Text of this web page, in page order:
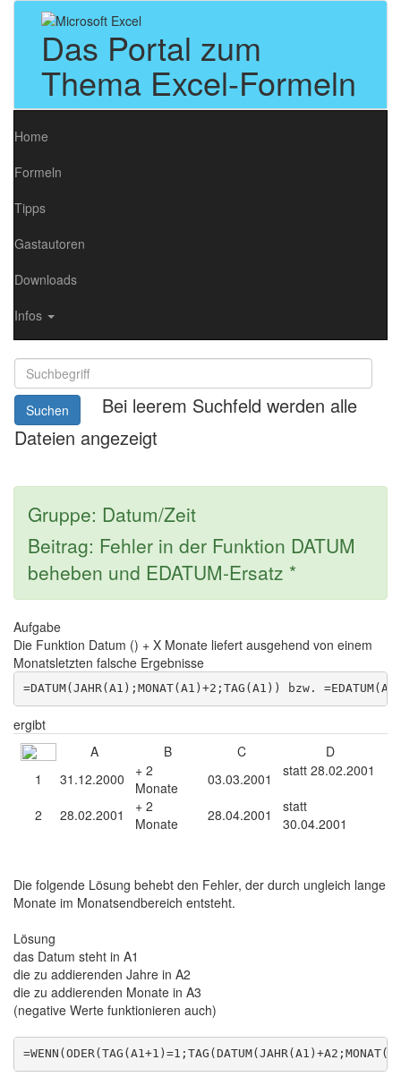
Das Portal zum
Thema Excel-Formeln
Home
Formeln
Tipps
Gastautoren
Downloads
Infos
Suchen
Bei leerem Suchfeld werden alle
Dateien angezeigt
Gruppe: Datum/Zeit
Beitrag: Fehler in der Funktion DATUM
beheben und EDATUM-Ersatz *
Aufgabe
Die Funktion Datum () + X Monate liefert ausgehend von einem
Monatsletzten falsche Ergebnisse
ergibt
A
B C
D
1
31.12.2000
+ 2
Monate
03.03.2001 statt 28.02.2001
2 28.02.2001
+ 2
Monate
28.04.2001
statt
30.04.2001
Die folgende Lösung behebt den Fehler, der durch ungleich lange
Monate im Monatsendbereich entsteht.
Lösung
das Datum steht in A1
die zu addierenden Jahre in A2
die zu addierenden Monate in A3
(negative Werte funktionieren auch)